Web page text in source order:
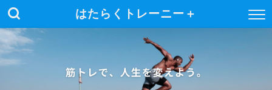
はたらくトレーニー＋